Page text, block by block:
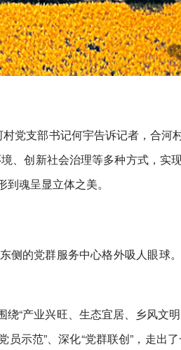
党支部书记何宇告诉记者，合河
、创新社会治理等多种方式，实
魂呈显立体之美。
侧的党群服务中心格外吸人眼球
“产业兴旺、生态宜居、乡风文
员示范”、深化“党群联创”，走出